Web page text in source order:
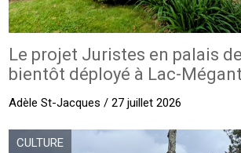
Le projet Juristes en palais
bientôt déployé à Lac-
Adèle St-Jacques / 27 juillet 2026
CULTURE